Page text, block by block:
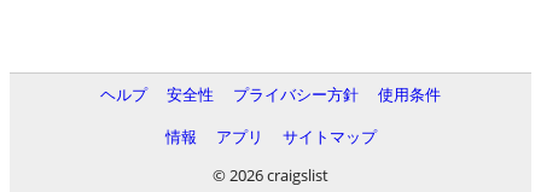
ヘルプ 安全性 プライバシー方針
使用条件
情報
アプリ
サイトマップ
© 2026 craigslist